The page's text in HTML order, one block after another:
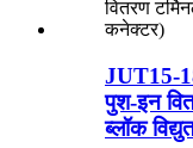
JUT15-
पुश-इन
ब्लॉक